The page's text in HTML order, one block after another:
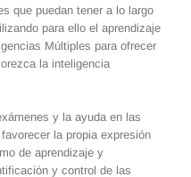
que puedan tener a lo largo
para ello el aprendizaje
Múltiples para ofrecer
la inteligencia
y la ayuda en las
la propia expresión
de aprendizaje y
y control de las